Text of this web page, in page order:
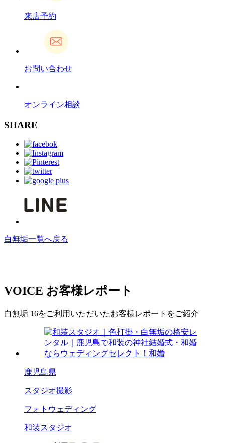
来店予約
お問い合わせ
オンライン相談
SHARE
白無垢一覧へ戻る
VOICE お客様レポート
白無垢 16をご利用いただいたお客様レポートをご紹介
鹿児島県
スタジオ撮影
フォトウェディング
和装スタジオ